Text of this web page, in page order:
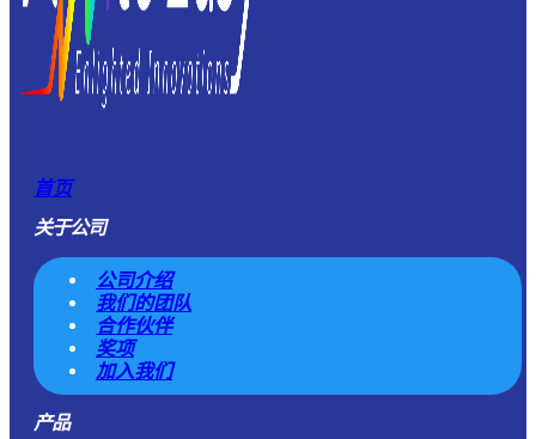
首页
关于公司
公司介绍
我们的团队
合作伙伴
奖项
加入我们
产品